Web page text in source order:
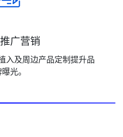
广营销
入及周边产品定制提升品
光。